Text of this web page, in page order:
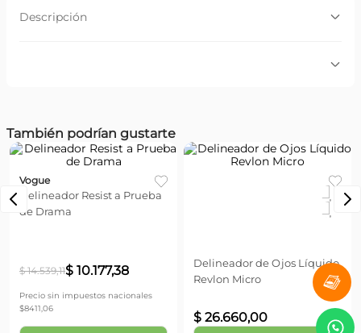
Descripción
Por favor, inicia sesión para escribir un comentario.
Más reciente
También podrían gustarte
Vogue
Delineador Resist a Prueba
de Drama
Precio sin impuestos nacionales
$8411,06
Agregar
Cargando...
Delineador de Ojos Líquido
$ 26.660,00